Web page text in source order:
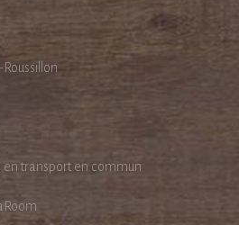
Roussillon
transport en commun